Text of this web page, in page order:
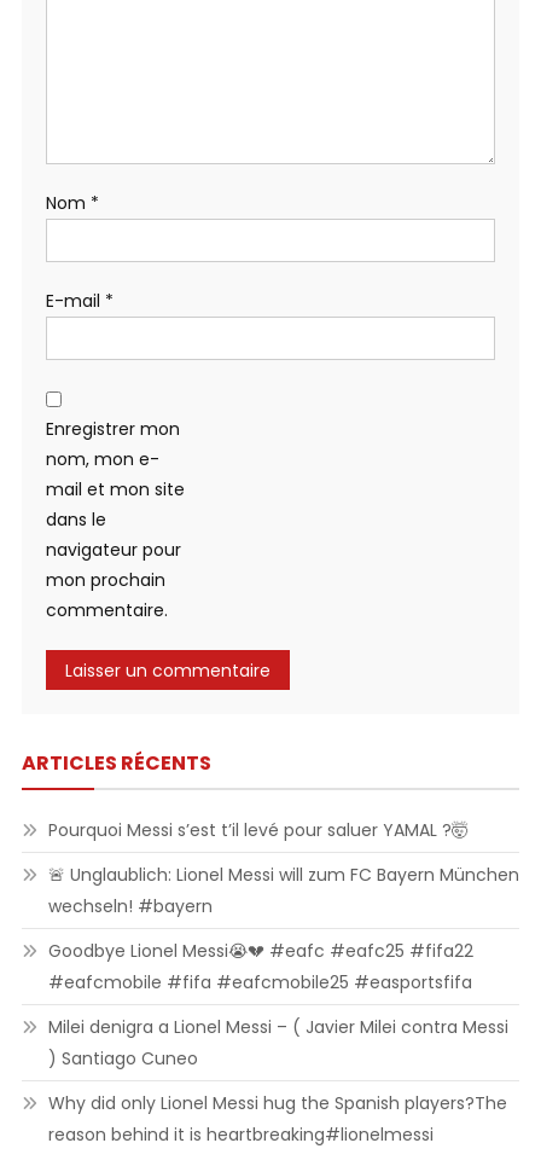
Nom *
E-mail *
Enregistrer mon
nom, mon e-
mail et mon site
dans le
navigateur pour
mon prochain
commentaire.
ARTICLES RÉCENTS
Pourquoi Messi s’est t’il levé pour saluer YAMAL ?🤯
🚨 Unglaublich: Lionel Messi will zum FC Bayern München
wechseln! #bayern
Goodbye Lionel Messi😭💔 #eafc #eafc25 #fifa22
#eafcmobile #fifa #eafcmobile25 #easportsfifa
Milei denigra a Lionel Messi – ( Javier Milei contra Messi
) Santiago Cuneo
Why did only Lionel Messi hug the Spanish players?The
reason behind it is heartbreaking#lionelmessi